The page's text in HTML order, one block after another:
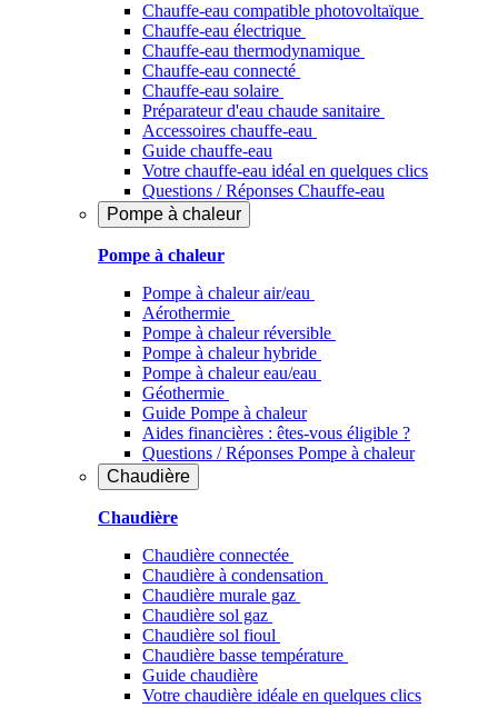
Chauffe-eau compatible photovoltaïque
Chauffe-eau électrique
Chauffe-eau thermodynamique
Chauffe-eau connecté
Chauffe-eau solaire
Préparateur d'eau chaude sanitaire
Accessoires chauffe-eau
Guide chauffe-eau
Votre chauffe-eau idéal en quelques clics
Questions / Réponses Chauffe-eau
Pompe à chaleur
Pompe à chaleur
Pompe à chaleur air/eau
Aérothermie
Pompe à chaleur réversible
Pompe à chaleur hybride
Pompe à chaleur​ eau/eau
Géothermie
Guide Pompe à chaleur
Aides financières : êtes-vous éligible ?
Questions / Réponses Pompe à chaleur
Chaudière
Chaudière
Chaudière connectée
Chaudière à condensation
Chaudière murale gaz
Chaudière sol gaz
Chaudière sol fioul
Chaudière basse température
Guide chaudière
Votre chaudière idéale en quelques clics